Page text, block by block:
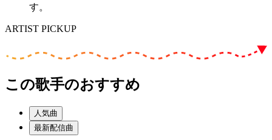
す。
ARTIST PICKUP
この歌手のおすすめ
人気曲
最新配信曲